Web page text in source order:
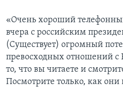
«Очень хороший
вчера с российским
(Существует) огромный
превосходных отношений с
то, что вы читаете и
Посмотрите только, как они